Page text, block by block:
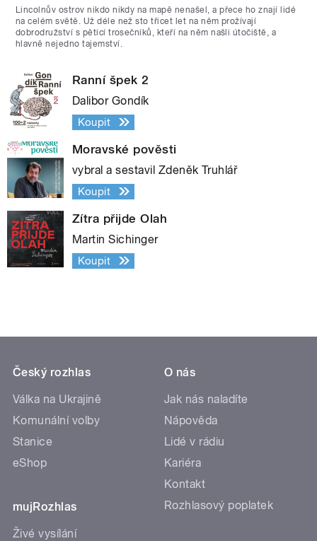
Lincolnův ostrov nikdo nikdy na mapě nenašel, a přece ho znají lidé
na celém světě. Už déle než sto třicet let na něm prožívají
dobrodružství s pěticí trosečníků, kteří na něm našli útočiště, a
hlavně nejedno tajemství.
Ranní špek 2
Dalibor Gondík
Koupit
Moravské pověsti
vybral a sestavil Zdeněk Truhlář
Koupit
Zítra přijde Olah
Martin Sichinger
Koupit
Český rozhlas
Válka na Ukrajině
Komunální volby
Stanice
eShop
mujRozhlas
Živé vysílání
O nás
Jak nás naladíte
Nápověda
Lidé v rádiu
Kariéra
Kontakt
Rozhlasový poplatek